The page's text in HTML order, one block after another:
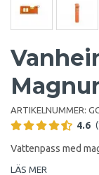
ARTIKELNUMMER:
4.6
Vattenpass med
LÄS MER